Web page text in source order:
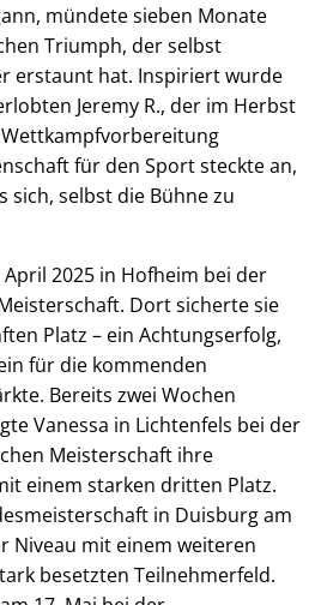
mündete sieben Monate
Triumph, der selbst
erstaunt hat. Inspiriert wurde
Jeremy R., der im Herbst
für den Sport steckte an,
sich, selbst die Bühne zu
April 2025 in Hofheim bei der
Dort sicherte sie
Platz – ein Achtungserfolg,
für die kommenden
Bereits zwei Wochen
Vanessa in Lichtenfels bei der
Meisterschaft ihre
einem starken dritten Platz.
in Duisburg am
Niveau mit einem weiteren
besetzten Teilnehmerfeld.